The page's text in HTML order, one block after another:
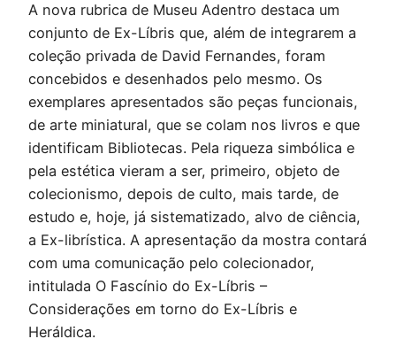
A nova rubrica de Museu Adentro destaca um
conjunto de Ex-Líbris que, além de integrarem a
coleção privada de David Fernandes, foram
concebidos e desenhados pelo mesmo. Os
exemplares apresentados são peças funcionais,
de arte miniatural, que se colam nos livros e que
identificam Bibliotecas. Pela riqueza simbólica e
pela estética vieram a ser, primeiro, objeto de
colecionismo, depois de culto, mais tarde, de
estudo e, hoje, já sistematizado, alvo de ciência,
a Ex-librística. A apresentação da mostra contará
com uma comunicação pelo colecionador,
intitulada O Fascínio do Ex-Líbris –
Considerações em torno do Ex-Líbris e
Heráldica.